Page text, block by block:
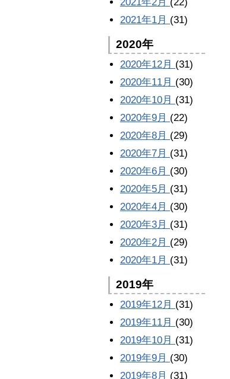
2021年1月 (31)
2020年
2020年12月 (31)
2020年11月 (30)
2020年10月 (31)
2020年9月 (22)
2020年8月 (29)
2020年7月 (31)
2020年6月 (30)
2020年5月 (31)
2020年4月 (30)
2020年3月 (31)
2020年2月 (29)
2020年1月 (31)
2019年
2019年12月 (31)
2019年11月 (30)
2019年10月 (31)
2019年9月 (30)
2019年8月 (31)